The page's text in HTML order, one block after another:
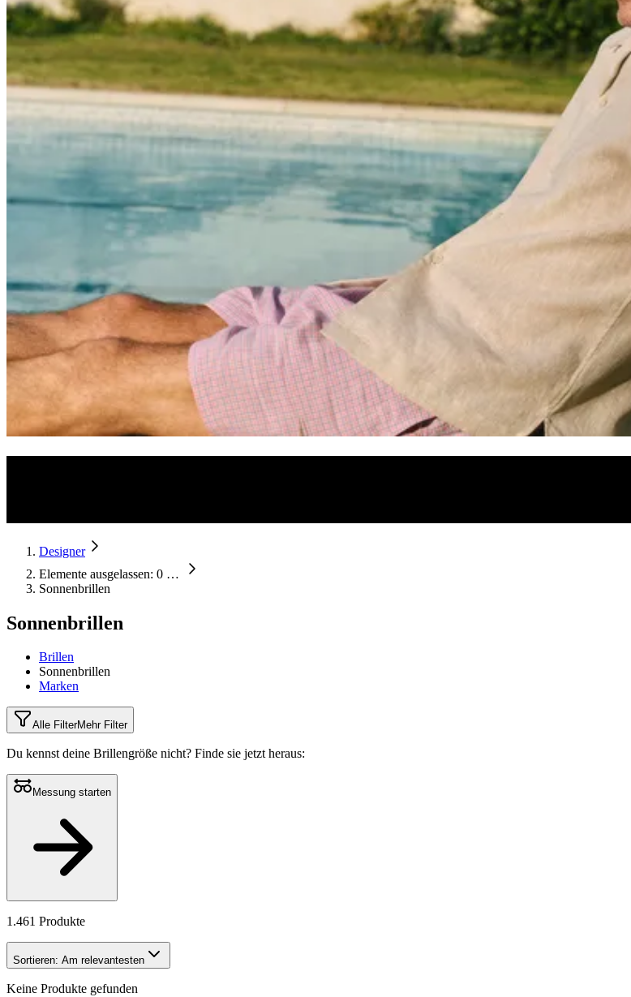
Designer
Elemente ausgelassen: 0 …
Sonnenbrillen
Sonnenbrillen
Brillen
Sonnenbrillen
Marken
Alle FilterMehr Filter
Du kennst deine Brillengröße nicht? Finde sie jetzt heraus:
Messung starten
1.461 Produkte
Sortieren: Am relevantesten
Keine Produkte gefunden